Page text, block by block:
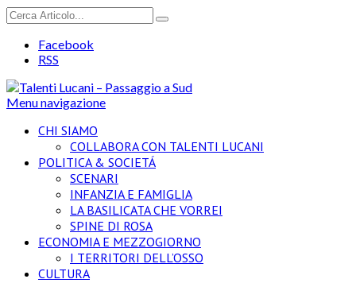
Facebook
RSS
Menu navigazione
CHI SIAMO
COLLABORA CON TALENTI LUCANI
POLITICA & SOCIETÁ
SCENARI
INFANZIA E FAMIGLIA
LA BASILICATA CHE VORREI
SPINE DI ROSA
ECONOMIA E MEZZOGIORNO
I TERRITORI DELL’OSSO
CULTURA